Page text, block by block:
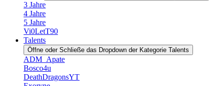
3 Jahre
4 Jahre
5 Jahre
Vi0LetT90
Talents
Öffne oder Schließe das Dropdown der Kategorie Talents
ADM_Apate
Bosco4u
DeathDragonsYT